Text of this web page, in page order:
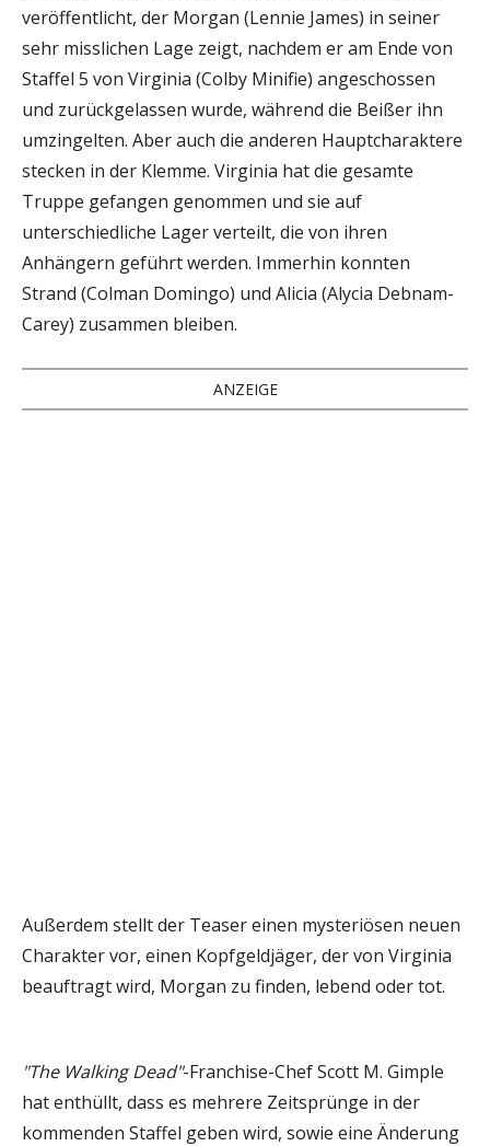
veröffentlicht, der Morgan (Lennie James) in seiner
sehr misslichen Lage zeigt, nachdem er am Ende von
Staffel 5 von Virginia (Colby Minifie) angeschossen
und zurückgelassen wurde, während die Beißer ihn
umzingelten. Aber auch die anderen Hauptcharaktere
stecken in der Klemme. Virginia hat die gesamte
Truppe gefangen genommen und sie auf
unterschiedliche Lager verteilt, die von ihren
Anhängern geführt werden. Immerhin konnten
Strand (Colman Domingo) und Alicia (Alycia Debnam-
Carey) zusammen bleiben.
ANZEIGE
Außerdem stellt der Teaser einen mysteriösen neuen
Charakter vor, einen Kopfgeldjäger, der von Virginia
beauftragt wird, Morgan zu finden, lebend oder tot.
"The Walking Dead"-Franchise-Chef Scott M. Gimple
hat enthüllt, dass es mehrere Zeitsprünge in der
kommenden Staffel geben wird, sowie eine Änderung